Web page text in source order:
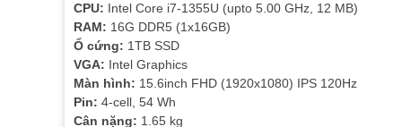
CPU: Intel Core i7-1355U (upto 5.00 GHz, 12 MB)
RAM: 16G DDR5 (1x16GB)
Ổ cứng: 1TB SSD
VGA: Intel Graphics
Màn hình: 15.6inch FHD (1920x1080) IPS 120Hz
Pin: 4-cell, 54 Wh
Cân nặng: 1.65 kg